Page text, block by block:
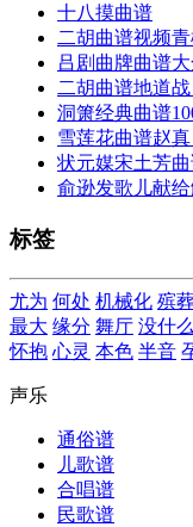
十八摸曲谱
二胡曲谱视频
吕剧曲牌曲谱
二胡曲谱地道
洞箫经典曲谱
雪莲花曲谱赵
状元媒宋土芳
俞逊发歌儿献
标签
尤为 何处 机械化 殡
最大 缘分 舞厅 没什么
怀抱 心灵 本色 半音
声乐
通俗谱
儿歌谱
合唱谱
民歌谱